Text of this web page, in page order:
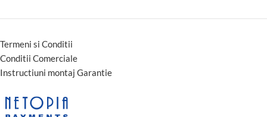
Termeni si Conditii
Conditii Comerciale
Instructiuni montaj Garantie